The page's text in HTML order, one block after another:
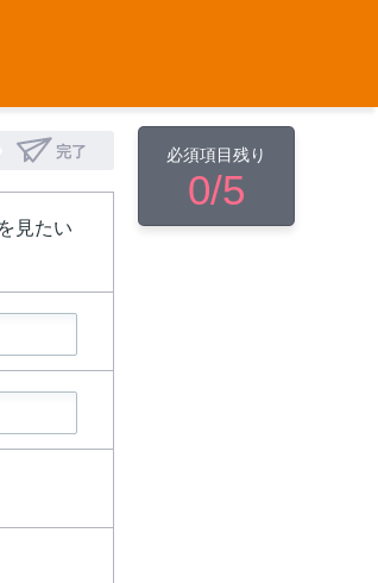
完了
見たい
必須項目残り
0/5